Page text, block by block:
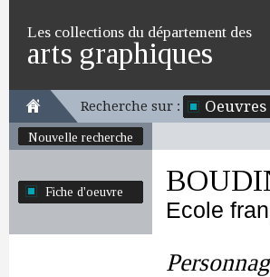
Les collections du département des
arts graphiques
Recherche sur : Oeuvres
Nouvelle recherche
Fiche d'oeuvre
Ecole